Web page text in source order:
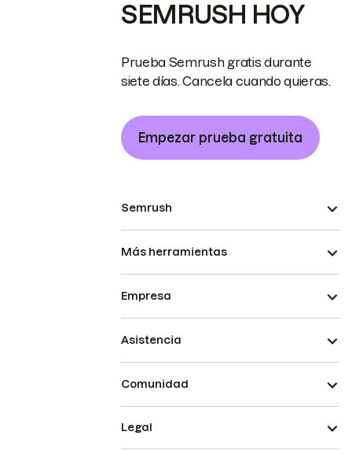
SEMRUSH HOY
Prueba Semrush gratis durante
siete días. Cancela cuando quieras.
Empezar prueba gratuita
Semrush
Más herramientas
Empresa
Asistencia
Comunidad
Legal